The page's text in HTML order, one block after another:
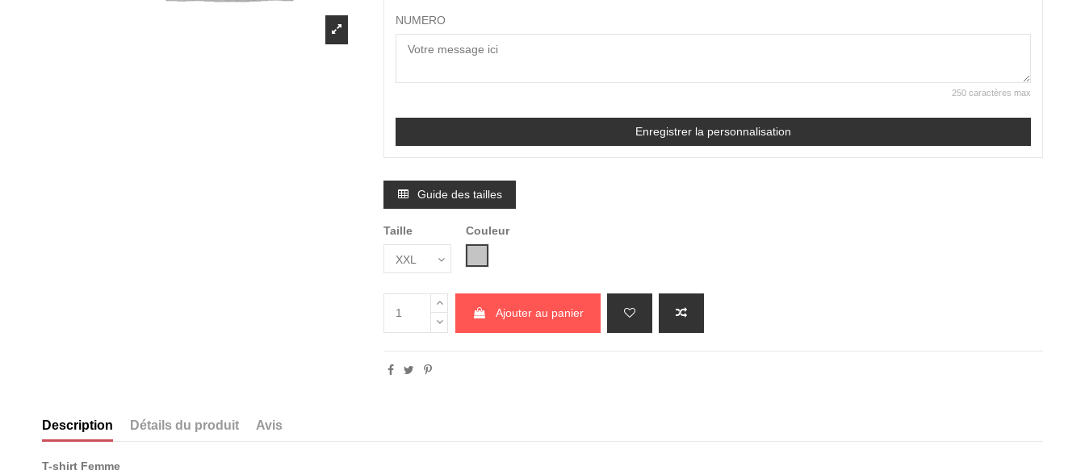
NUMERO
250 caractères max
Enregistrer la personnalisation
Guide des tailles
Taille
Couleur
Ajouter au panier
Description Détails du produit Avis
T-shirt Femme